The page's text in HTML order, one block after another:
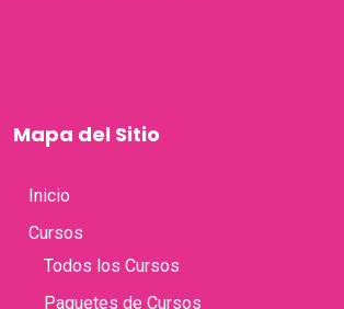
Mapa del Sitio
Inicio
Cursos
Todos los Cursos
Paquetes de Cursos